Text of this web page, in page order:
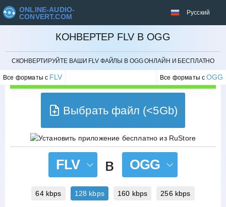
ONLINE-AUDIO-
CONVERT.COM
Русский
КОНВЕРТЕР FLV В OGG
СКОНВЕРТИРУЙТЕ ВАШИ FLV ФАЙЛЫ В OGG ОНЛАЙН И БЕСПЛАТНО
Все форматы с FLV Все форматы сOGG
ОТМЕНИТЬ
Выбрать файл (<5Gb)
FLV в OGG
64 kbps 128 kbps 160 kbps 256 kbps